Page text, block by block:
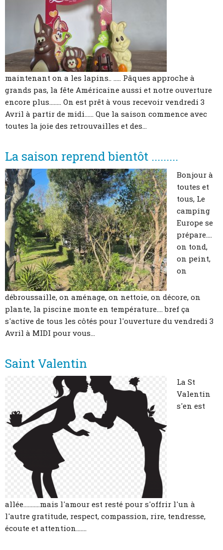
maintenant on a les lapins.. ..... Pâques approche à
grands pas, la fête Américaine aussi et notre ouverture
encore plus........ On est prêt à vous recevoir vendredi 3
Avril à partir de midi...... Que la saison commence avec
toutes la joie des retrouvailles et des...
La saison reprend bientôt .........
Bonjour à
toutes et
tous, Le
camping
Europe se
prépare....
on tond,
on peint,
on
débroussaille, on aménage, on nettoie, on décore, on
plante, la piscine monte en température.... bref ça
s'active de tous les côtés pour l'ouverture du vendredi 3
Avril à MIDI pour vous...
Saint Valentin
La St
Valentin
s'en est
allée...........mais l'amour est resté pour s'offrir l'un à
l'autre gratitude, respect, compassion, rire, tendresse,
écoute et attention.......